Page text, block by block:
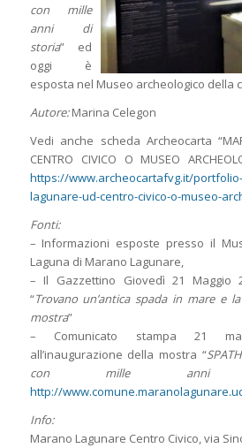
con mille
anni di
storia” ed
oggi è
esposta nel Museo archeologico della
Autore:Marina Celegon
Vedi anche scheda Archeocarta
CENTRO CIVICO O MUSEO
https://www.archeocartafvg.it/
lagunare-ud-centro-civico-o-museo-
Fonti:
– Informazioni esposte presso il
Laguna di Marano Lagunare,
– Il Gazzettino Giovedì 21 Maggio
“Trovano un’antica spada in mare e
mostra”
– Comunicato stampa 21
all’inaugurazione della mostra “
con mille anni
http://
Info:
Marano Lagunare Centro Civico, via